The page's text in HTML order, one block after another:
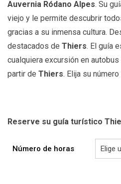
Auvernia Ródano Alpes. Su
viejo y le permite descubrir
gracias a su inmensa cultura.
destacados de Thiers. El guía
cualquiera excursión en
partir de Thiers. Elija su
Reserve su guía turístico
Número de horas